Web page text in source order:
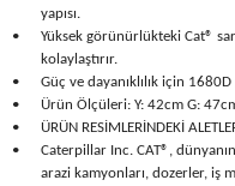
yapısı.
•
Yüksek görünürlükteki Cat®
kolaylaştırır.
•
Güç ve dayanıklılık için
•
Ürün Ölçüleri: Y: 42cm G:
•
ÜRÜN RESİMLERİNDEKİ
•
Caterpillar Inc. CAT®,
arazi kamyonları, dozerler, iş